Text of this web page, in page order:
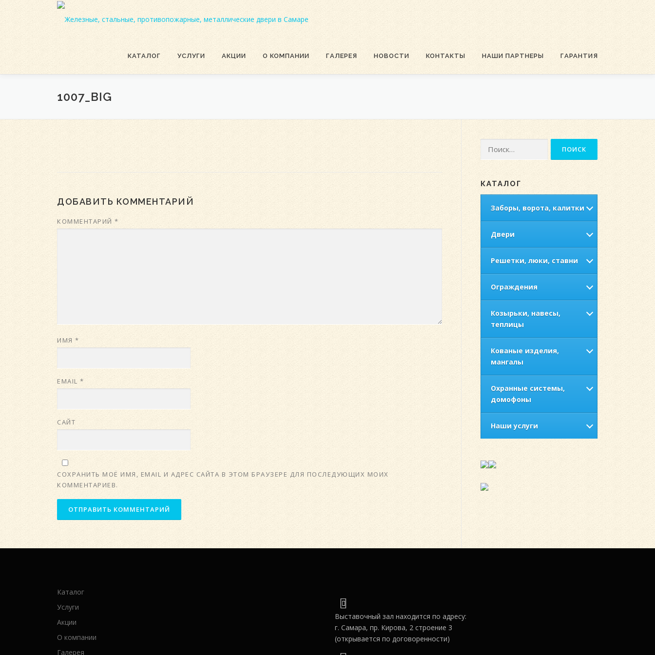
Перейти
КАТАЛОГ УСЛУГИ АКЦИИ О КОМПАНИИ ГАЛЕРЕЯ НОВОСТИ КОНТАКТЫ НАШИ ПАРТНЕРЫ ГАРАНТИЯ
1007_BIG
ДОБАВИТЬ КОММЕНТАРИЙ
КОММЕНТАРИЙ *
ИМЯ *
EMAIL *
САЙТ
СОХРАНИТЬ МОЁ ИМЯ, EMAIL И АДРЕС САЙТА В ЭТОМ БРАУЗЕРЕ ДЛЯ ПОСЛЕДУЮЩИХ МОИХ
КОММЕНТАРИЕВ.
КАТАЛОГ
Заборы, ворота, калитки
Двери
Решетки, люки, ставни
Ограждения
Козырьки, навесы,
теплицы
Кованые изделия,
мангалы
Охранные системы,
домофоны
Наши услуги
Каталог
Услуги
Акции
О компании
Галерея
Выставочный зал находится по адресу:
г. Самара, пр. Кирова, 2 строение 3
(открывается по договоренности)